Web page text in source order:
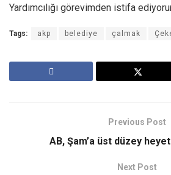
Yardımcılığı görevimden istifa
Tags: akp belediye çalmak
Previous Post
AB, Şam’a üst düzey
Next Post